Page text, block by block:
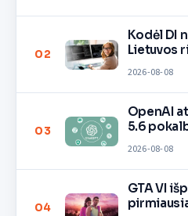
02
Kodėl DI
Lietuvos
2026-08-08
03
OpenAI
5.6
2026-08-08
04
GTA VI